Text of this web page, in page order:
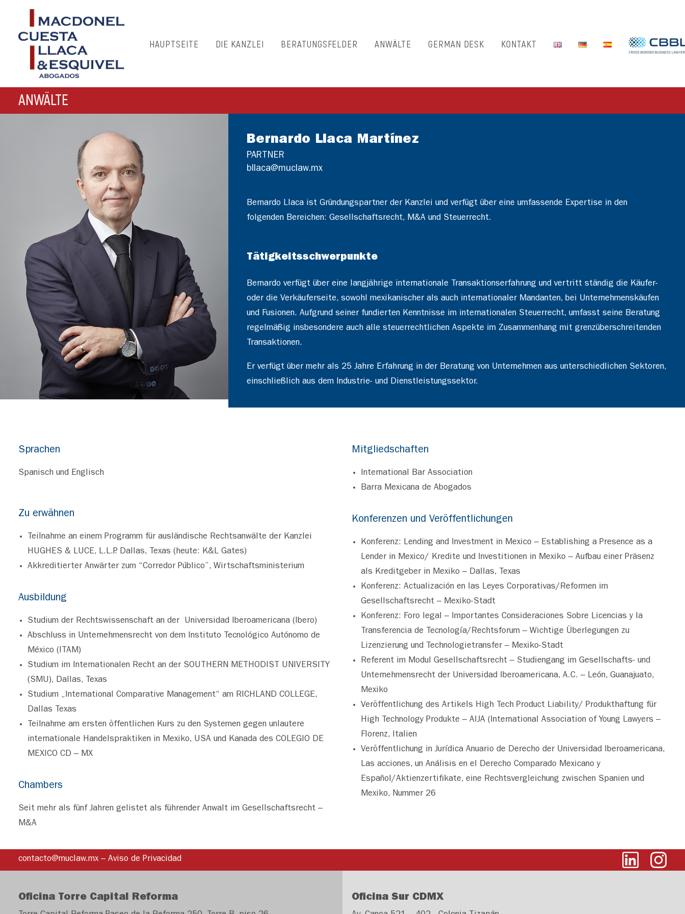
HAUPTSEITE DIE KANZLEI BERATUNGSFELDER ANWÄLTE GERMAN DESK KONTAKT
ANWÄLTE
Bernardo Llaca Martínez
PARTNER
bllaca@muclaw.mx
Bernardo Llaca ist Gründungspartner der Kanzlei und verfügt über eine umfassende Expertise in den
folgenden Bereichen: Gesellschaftsrecht, M&A und Steuerrecht.
Tätigkeitsschwerpunkte
Bernardo verfügt über eine langjährige internationale Transaktionserfahrung und vertritt ständig die Käufer-
oder die Verkäuferseite, sowohl mexikanischer als auch internationaler Mandanten, bei Unternehmenskäufen
und Fusionen. Aufgrund seiner fundierten Kenntnisse im internationalen Steuerrecht, umfasst seine Beratung
regelmäßig insbesondere auch alle steuerrechtlichen Aspekte im Zusammenhang mit grenzüberschreitenden
Transaktionen.
Er verfügt über mehr als 25 Jahre Erfahrung in der Beratung von Unternehmen aus unterschiedlichen Sektoren,
einschließlich aus dem Industrie- und Dienstleistungssektor.
Sprachen
Spanisch und Englisch
Zu erwähnen
Teilnahme an einem Programm für ausländische Rechtsanwälte der Kanzlei
HUGHES & LUCE, L.L.P. Dallas, Texas (heute: K&L Gates)
Akkreditierter Anwärter zum “Corredor Público”, Wirtschaftsministerium
Ausbildung
Studium der Rechtswissenschaft an der Universidad Iberoamericana (Ibero)
Abschluss in Unternehmensrecht von dem Instituto Tecnológico Autónomo de
México (ITAM)
Studium im Internationalen Recht an der SOUTHERN METHODIST UNIVERSITY
(SMU), Dallas, Texas
Studium „International Comparative Management“ am RICHLAND COLLEGE,
Dallas Texas
Teilnahme am ersten öffentlichen Kurs zu den Systemen gegen unlautere
internationale Handelspraktiken in Mexiko, USA und Kanada des COLEGIO DE
MEXICO CD – MX
Chambers
Seit mehr als fünf Jahren gelistet als führender Anwalt im Gesellschaftsrecht –
M&A
Mitgliedschaften
International Bar Association
Barra Mexicana de Abogados
Konferenzen und Veröffentlichungen
Konferenz: Lending and Investment in Mexico – Establishing a Presence as a
Lender in Mexico/ Kredite und Investitionen in Mexiko – Aufbau einer Präsenz
als Kreditgeber in Mexiko – Dallas, Texas
Konferenz: Actualización en las Leyes Corporativas/Reformen im
Gesellschaftsrecht – Mexiko-Stadt
Konferenz: Foro legal – Importantes Consideraciones Sobre Licencias y la
Transferencia de Tecnología/Rechtsforum – Wichtige Überlegungen zu
Lizenzierung und Technologietransfer – Mexiko-Stadt
Referent im Modul Gesellschaftsrecht – Studiengang im Gesellschafts- und
Unternehmensrecht der Universidad Iberoamericana, A.C. – León, Guanajuato,
Mexiko
Veröffentlichung des Artikels High Tech Product Liability/ Produkthaftung für
High Technology Produkte – AIJA (International Association of Young Lawyers –
Florenz, Italien
Veröffentlichung in Jurídica Anuario de Derecho der Universidad Iberoamericana,
Las acciones, un Análisis en el Derecho Comparado Mexicano y
Español/Aktienzertifikate, eine Rechtsvergleichung zwischen Spanien und
Mexiko, Nummer 26
contacto@muclaw.mx– Aviso de Privacidad
Oficina Torre Capital Reforma Oficina Sur CDMX